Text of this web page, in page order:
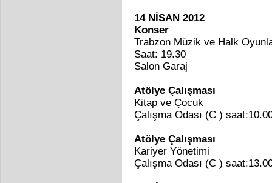
14 NİSAN 2012
Konser
Trabzon Müzik ve Halk
Saat: 19.30
Salon Garaj
Atölye Çalışması
Kitap ve Çocuk
Çalışma Odası (C )
Atölye Çalışması
Kariyer Yönetimi
Çalışma Odası (C )